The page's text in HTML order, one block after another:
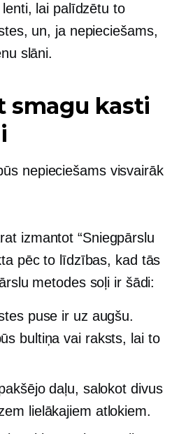
lai palīdzētu to
un, ja nepieciešams,
slāni.
smagu kasti
nepieciešams visvairāk
izmantot “Sniegpārslu
pēc to līdzības, kad tās
metodes soļi ir šādi:
puse ir uz augšu.
bultiņa vai raksts, lai to
daļu, salokot divus
lielākajiem atlokiem.